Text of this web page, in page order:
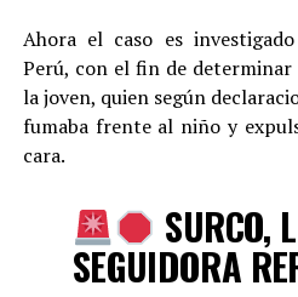
Ahora el caso es
Perú, con el fin de
la joven, quien según
fumaba frente al niño y
cara.
SURCO,
SEGUIDORA